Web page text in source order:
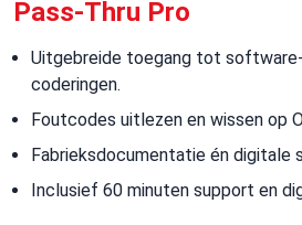
Pass-Thru Pro
Uitgebreide toegang tot
coderingen.
Foutcodes uitlezen en wissen op
Fabrieksdocumentatie én digitale
Inclusief 60 minuten support en